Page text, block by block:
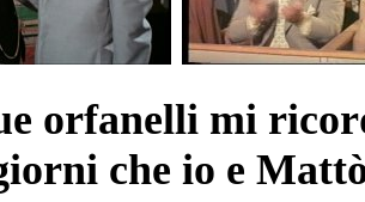
orfanelli mi
che io e